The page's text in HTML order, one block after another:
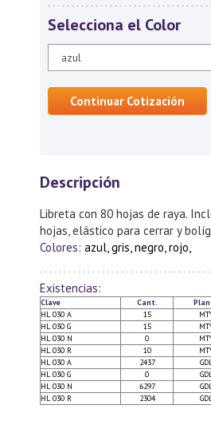
Selecciona el Color
Continuar Cotización
Descripción
Libreta con 80 hojas de raya.
hojas, elástico para cerrar y
Colores: azul, gris, negro, rojo,
Existencias:
Clave Cant.
HL 030 A
15
HL 030 G
15
HL 030 N
0
HL 030 R
10
HL 030 A
2437
HL 030 G
0
HL 030 N
6297
HL 030 R
2304